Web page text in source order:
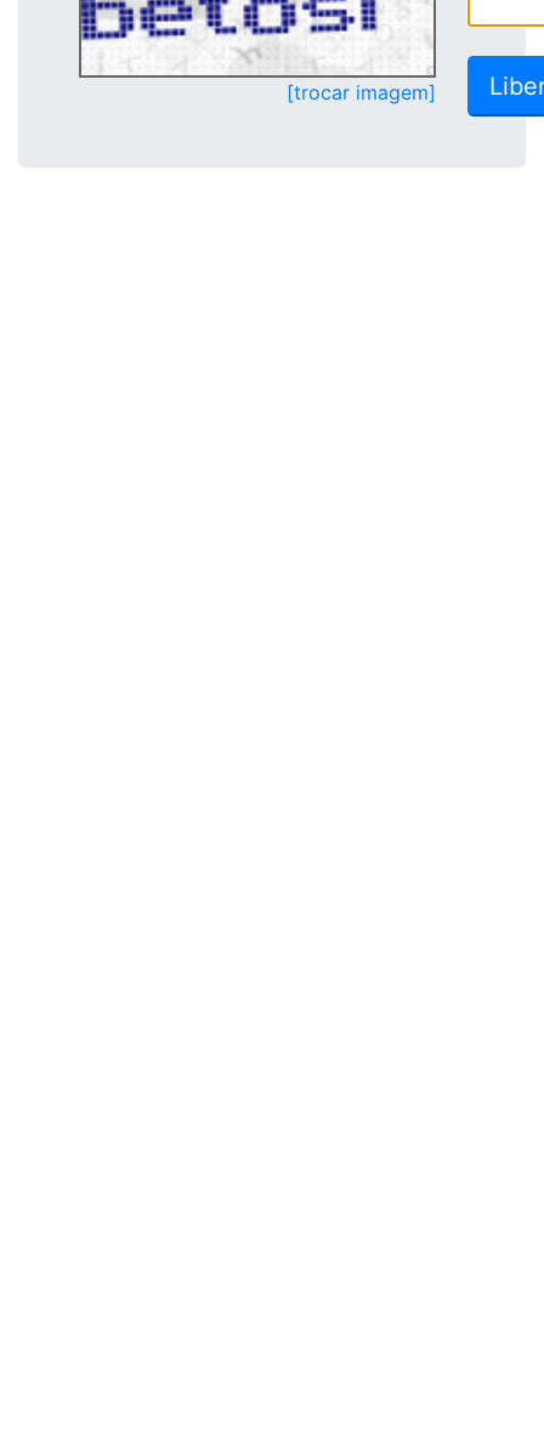
[trocar imagem]